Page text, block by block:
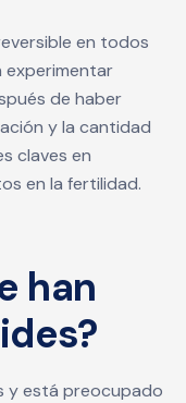
en todos
experimentar
de haber
y la cantidad
claves en
en la fertilidad.
han
y está preocupado